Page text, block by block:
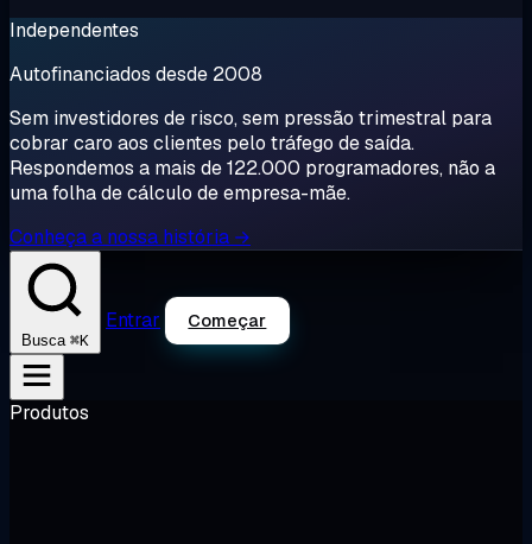
Independentes
Autofinanciados desde 2008
Sem investidores de risco, sem pressão trimestral para
cobrar caro aos clientes pelo tráfego de saída.
Respondemos a mais de 122.000 programadores, não a
uma folha de cálculo de empresa-mãe.
Conheça a nossa história →
Busca ⌘K
Entrar Começar
Produtos